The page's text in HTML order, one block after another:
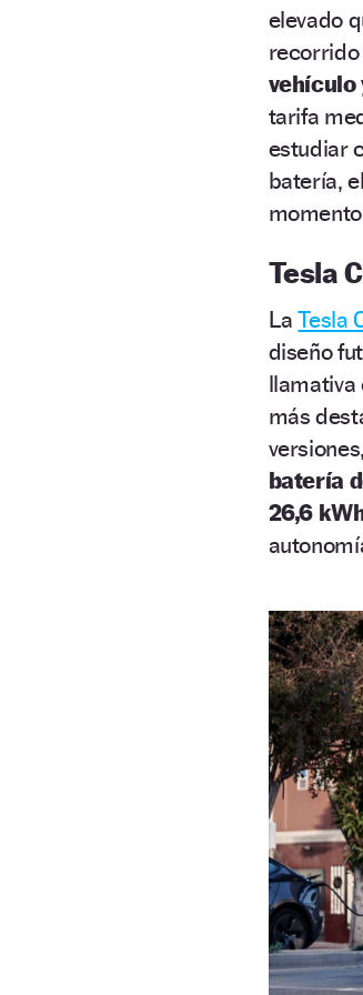
elevado
vehículo
tarifa
estudiar
batería,
Tesla
LaTesla
diseño
llamativa
más
batería
26,6